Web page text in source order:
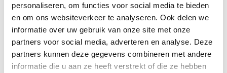
personaliseren, om functies voor social media te bieden
en om ons websiteverkeer te analyseren. Ook delen we
informatie over uw gebruik van onze site met onze
partners voor social media, adverteren en analyse. Deze
partners kunnen deze gegevens combineren met andere
informatie die u aan ze heeft verstrekt of die ze hebben
Kleur:
Lichtbruin
Materiaal:
Écht leer:
Inkorten mogelijk: